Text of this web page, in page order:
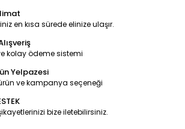
en kısa sürede elinize ulaşır.
kolay ödeme sistemi
Yelpazesi
ve kampanya seçeneği
bize iletebilirsiniz.